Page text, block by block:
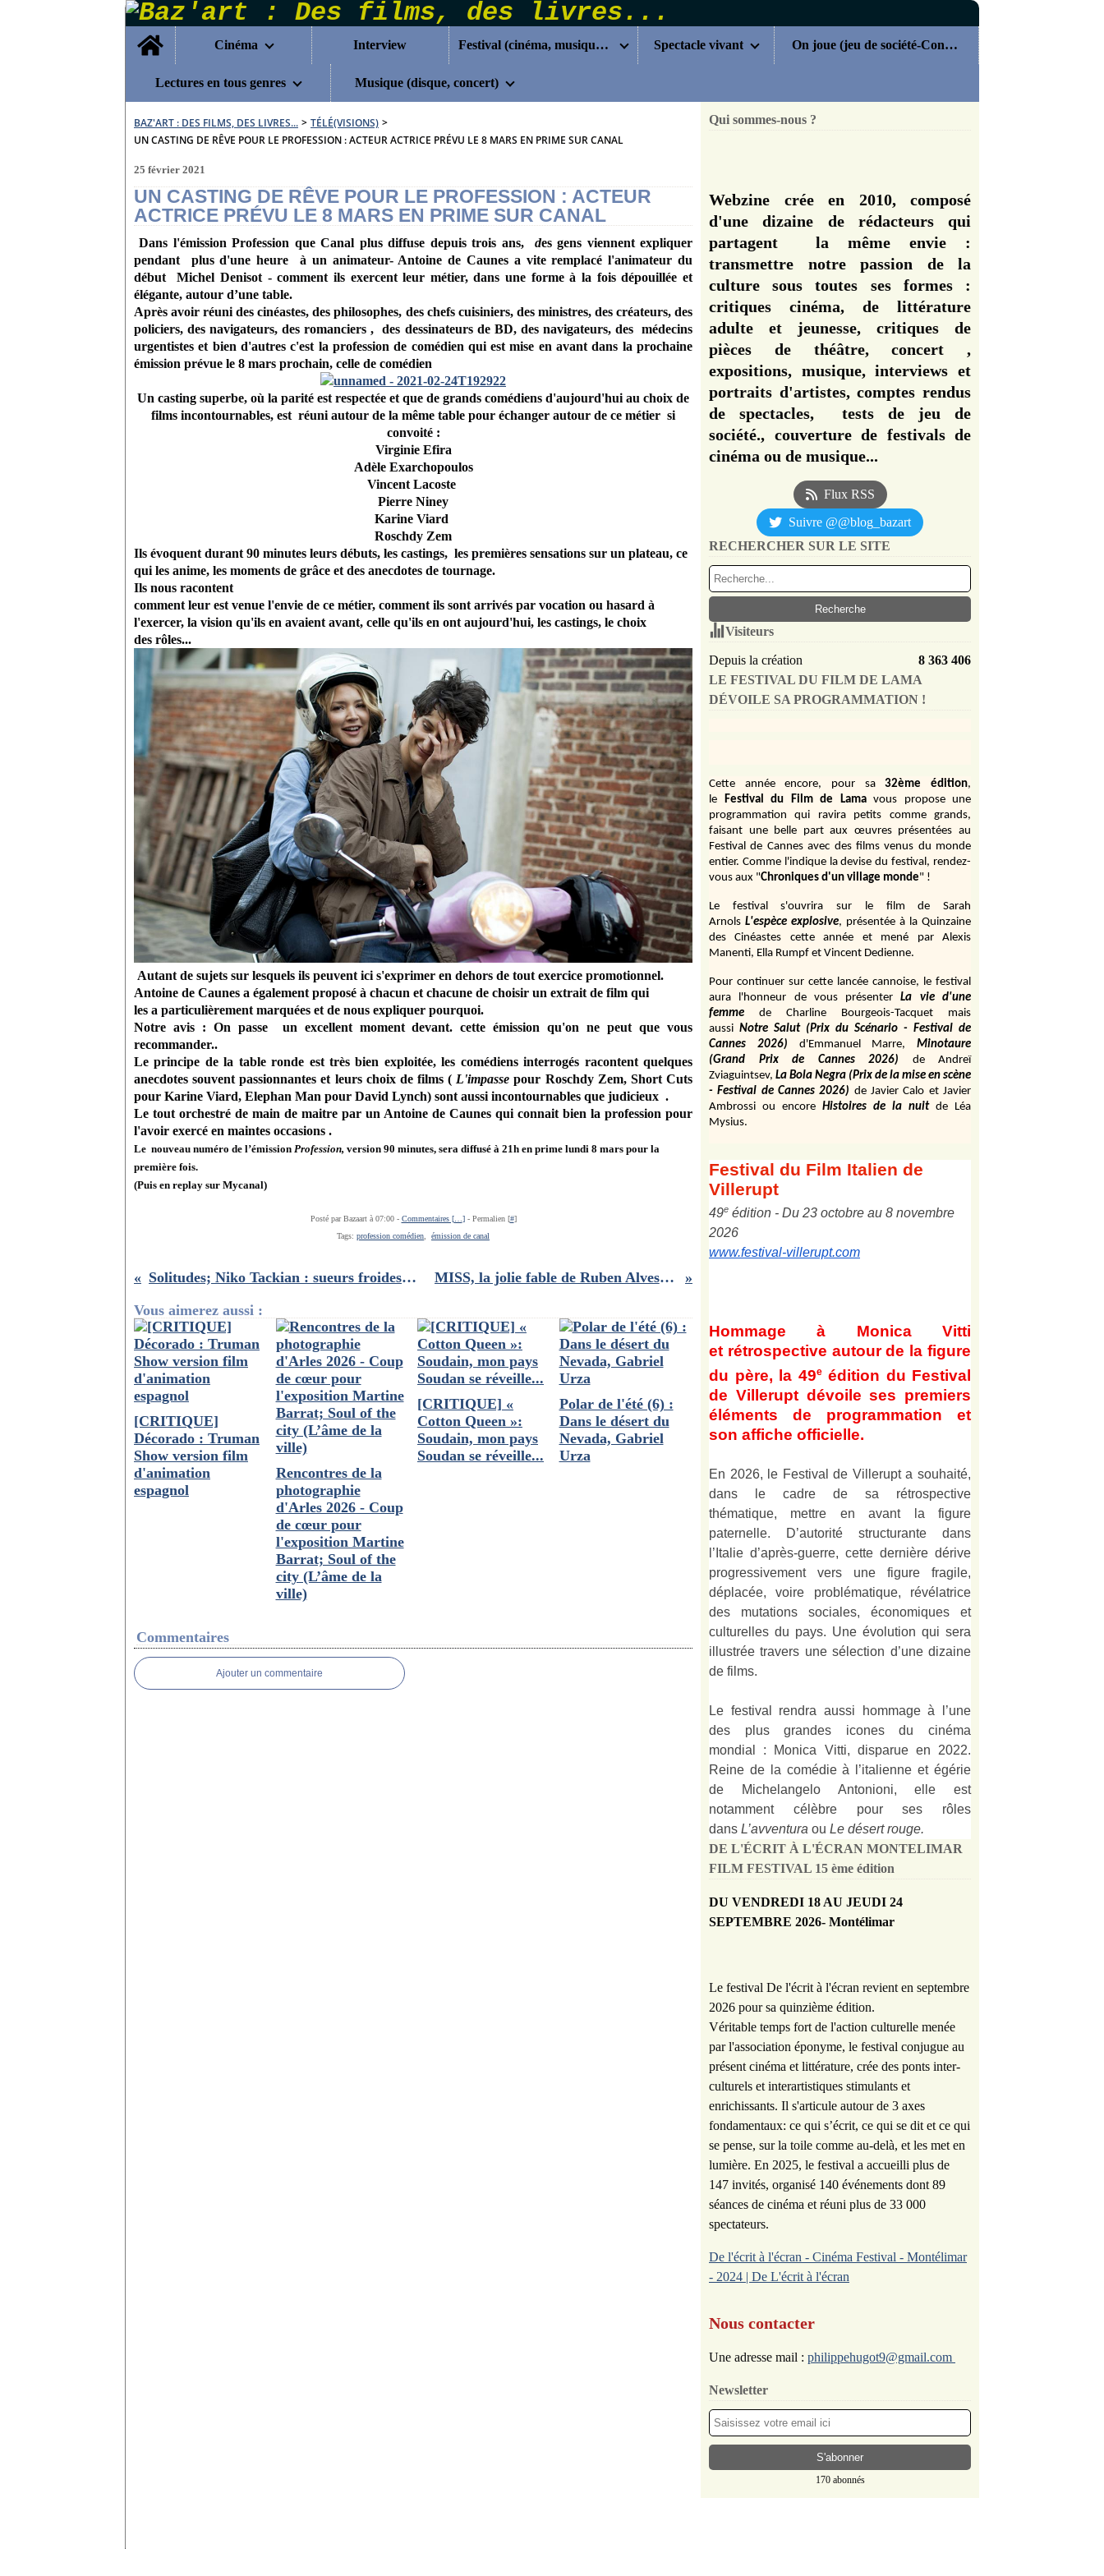
Home
Cinéma
Interview Festival (cinéma, musique...) Spectacle vivant On joue (jeu de société-Concours)
Lectures en tous genres Musique (disque, concert)
BAZ'ART : DES FILMS, DES LIVRES... > TÉLÉ(VISIONS) >
UN CASTING DE RÊVE POUR LE PROFESSION : ACTEUR ACTRICE PRÉVU LE 8 MARS EN PRIME SUR CANAL
25 février 2021
UN CASTING DE RÊVE POUR LE PROFESSION : ACTEUR
ACTRICE PRÉVU LE 8 MARS EN PRIME SUR CANAL
Dans l'émission Profession que Canal plus diffuse depuis trois ans, des gens viennent expliquer
pendant plus d'une heure à un animateur- Antoine de Caunes a vite remplacé l'animateur du
début Michel Denisot - comment ils exercent leur métier, dans une forme à la fois dépouillée et
élégante, autour d’une table.
Après avoir réuni des cinéastes, des philosophes, des chefs cuisiniers, des ministres, des créateurs, des
policiers, des navigateurs, des romanciers , des dessinateurs de BD, des navigateurs, des médecins
urgentistes et bien d'autres c'est la profession de comédien qui est mise en avant dans la prochaine
émission prévue le 8 mars prochain, celle de comédien
Un casting superbe, où la parité est respectée et que de grands comédiens d'aujourd'hui au choix de
films incontournables, est réuni autour de la même table pour échanger autour de ce métier si
convoité :
Virginie Efira
Adèle Exarchopoulos
Vincent Lacoste
Pierre Niney
Karine Viard
Roschdy Zem
Ils évoquent durant 90 minutes leurs débuts, les castings, les premières sensations sur un plateau, ce
qui les anime, les moments de grâce et des anecdotes de tournage.
Ils nous racontent
comment leur est venue l'envie de ce métier, comment ils sont arrivés par vocation ou hasard à
l'exercer, la vision qu'ils en avaient avant, celle qu'ils en ont aujourd'hui, les castings, le choix
des rôles...
Autant de sujets sur lesquels ils peuvent ici s'exprimer en dehors de tout exercice promotionnel.
Antoine de Caunes a également proposé à chacun et chacune de choisir un extrait de film qui
les a particulièrement marquées et de nous expliquer pourquoi.
Notre avis : On passe un excellent moment devant. cette émission qu'on ne peut que vous
recommander..
Le principe de la table ronde est très bien exploitée, les comédiens interrogés racontent quelques
anecdotes souvent passionnantes et leurs choix de films ( L'impasse pour Roschdy Zem, Short Cuts
pour Karine Viard, Elephan Man pour David Lynch) sont aussi incontournables que judicieux .
Le tout orchestré de main de maitre par un Antoine de Caunes qui connait bien la profession pour
l'avoir exercé en maintes occasions .
Le nouveau numéro de l’émission Profession, version 90 minutes, sera diffusé à 21h en prime lundi 8 mars pour la
première fois.
(Puis en replay sur Mycanal)
Posté par Bazaart à 07:00 - Commentaires [… ]- Permalien [#]
Tags: profession comédien émission de canal
Solitudes; Niko Tackian : sueurs froides dans le haut Vercors
MISS, la jolie fable de Ruben Alves désormais en DVD
Vous aimerez aussi :
[CRITIQUE]
Décorado : Truman
Show version film
d'animation
espagnol
Rencontres de la
photographie
d'Arles 2026 - Coup
de cœur pour
l'exposition Martine
Barrat; Soul of the
city (L’âme de la
ville)
[CRITIQUE] «
Cotton Queen »:
Soudain, mon pays
Soudan se réveille...
Polar de l'été (6) :
Dans le désert du
Nevada, Gabriel
Urza
Commentaires
Ajouter un commentaire
Qui sommes-nous ?
Webzine crée en 2010, composé
d'une dizaine de rédacteurs qui
partagent la même envie :
transmettre notre passion de la
culture sous toutes ses formes :
critiques cinéma, de littérature
adulte et jeunesse, critiques de
pièces de théâtre, concert ,
expositions, musique, interviews et
portraits d'artistes, comptes rendus
de spectacles, tests de jeu de
société., couverture de festivals de
cinéma ou de musique...
Flux RSS
Suivre @@blog_bazart
RECHERCHER SUR LE SITE
Visiteurs
Depuis la création
8 363 406
LE FESTIVAL DU FILM DE LAMA
DÉVOILE SA PROGRAMMATION !
Cette année encore, pour sa 32ème édition,
le Festival du Film de Lama vous propose une
programmation qui ravira petits comme grands,
faisant une belle part aux œuvres présentées au
Festival de Cannes avec des films venus du monde
entier. Comme l'indique la devise du festival, rendez-
vous aux "Chroniques d'un village monde" !
Le festival s'ouvrira sur le film de Sarah
Arnols L'espèce explosive, présentée à la Quinzaine
des Cinéastes cette année et mené par Alexis
Manenti, Ella Rumpf et Vincent Dedienne.
Pour continuer sur cette lancée cannoise, le festival
aura l'honneur de vous présenter
La vie d'une
femme
de Charline Bourgeois-Tacquet
mais
aussi Notre Salut (Prix du Scénario - Festival de
Cannes 2026)
d'Emmanuel Marre,
Minotaure
(Grand Prix de Cannes 2026)
de Andreï
Zviaguintsev, La Bola Negra (Prix de la mise en scène
- Festival de Cannes 2026) de Javier Calo et Javier
Ambrossi ou encore Histoires de la nuit de Léa
Mysius.
Festival du Film Italien de
Villerupt
49e édition - Du 23 octobre au 8 novembre
2026
www.festival-villerupt.com
Hommage à Monica Vitti
et rétrospective autour de la figure
du père, la 49e édition du Festival
de Villerupt dévoile ses premiers
éléments de programmation et
son affiche officielle.
En 2026, le Festival de Villerupt a souhaité,
dans le cadre de sa rétrospective
thématique, mettre en avant la figure
paternelle. D’autorité structurante dans
l’Italie d’après-guerre, cette dernière dérive
progressivement vers une figure fragile,
déplacée, voire problématique, révélatrice
des mutations sociales, économiques et
culturelles du pays. Une évolution qui sera
illustrée travers une sélection d’une dizaine
de films.
Le festival rendra aussi hommage à l’une
des plus grandes icones du cinéma
mondial : Monica Vitti, disparue en 2022.
Reine de la comédie à l’italienne et égérie
de Michelangelo Antonioni, elle est
notamment célèbre pour ses rôles
dans L’avventura ou Le désert rouge.
DE L'ÉCRIT À L'ÉCRAN MONTELIMAR
FILM FESTIVAL 15 ème édition
DU VENDREDI 18 AU JEUDI 24
SEPTEMBRE 2026- Montélimar
Le festival De l'écrit à l'écran revient en septembre
2026 pour sa quinzième édition.
Véritable temps fort de l'action culturelle menée
par l'association éponyme, le festival conjugue au
présent cinéma et littérature, crée des ponts inter-
culturels et interartistiques stimulants et
enrichissants. Il s'articule autour de 3 axes
fondamentaux: ce qui s’écrit, ce qui se dit et ce qui
se pense, sur la toile comme au-delà, et les met en
lumière. En 2025, le festival a accueilli plus de
147 invités, organisé 140 événements dont 89
séances de cinéma et réuni plus de 33 000
spectateurs.
De l'écrit à l'écran - Cinéma Festival - Montélimar
- 2024 | De L'écrit à l'écran
Nous contacter
Une adresse mail : philippehugot9@gmail.com
Newsletter
170 abonnés